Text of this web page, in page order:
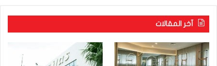
آخر المقالات